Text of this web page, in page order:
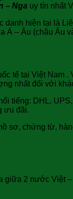
– Nga uy tín nhất
danh hiện tại là
Á – Âu (châu Âu
tế tại Việt
nhất đối với
tiếng: DHL,
ưu đãi.
sơ, chứng từ,
2 nước Việt